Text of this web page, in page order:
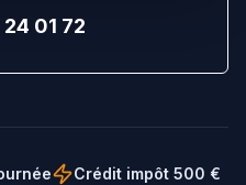
01 72
Crédit impôt 500 €